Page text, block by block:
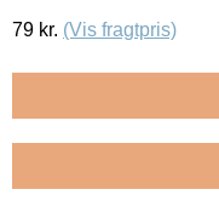
79 kr. (Vis fragtpris)